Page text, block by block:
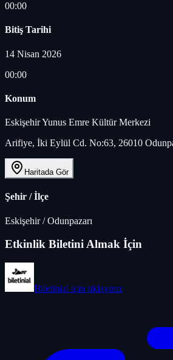
00:00
Bitiş Tarihi
14 Nisan 2026
00:00
Konum
Eskişehir Yunus Emre Kültür Merkezi‬
Arifiye, İki Eylül Cd. No:63, 26010
Haritada Gör
Şehir / İlçe
Eskişehir/Odunpazarı
Etkinlik Biletini Almak İçin
Biletinial için tıklayınız